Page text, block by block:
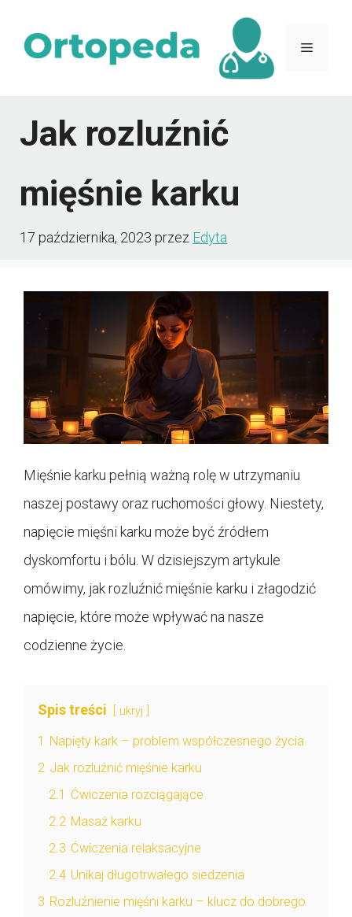
Menu
Jak rozluźnić
mięśnie karku
17 października, 2023 przez Edyta
Mięśnie karku pełnią ważną rolę w utrzymaniu
naszej postawy oraz ruchomości głowy. Niestety,
napięcie mięśni karku może być źródłem
dyskomfortu i bólu. W dzisiejszym artykule
omówimy, jak rozluźnić mięśnie karku i złagodzić
napięcie, które może wpływać na nasze
codzienne życie.
Spis treści ukryj
1 Napięty kark – problem współczesnego życia
2 Jak rozluźnić mięśnie karku
2.1 Ćwiczenia rozciągające
2.2 Masaż karku
2.3 Ćwiczenia relaksacyjne
2.4 Unikaj długotrwałego siedzenia
3 Rozluźnienie mięśni karku – klucz do dobrego